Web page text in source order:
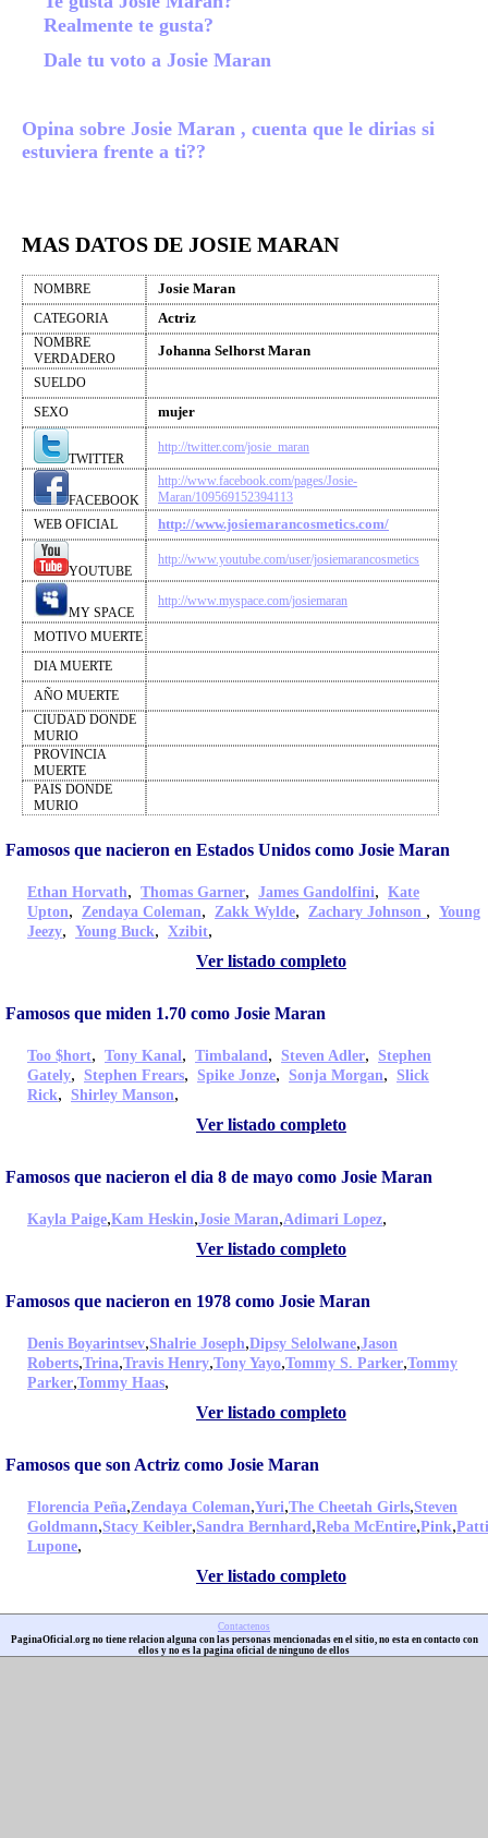
Realmente te gusta?
Dale tu voto a Josie Maran
Opina sobre Josie Maran , cuenta que le dirias si
estuviera frente a ti??
MAS DATOS DE JOSIE MARAN
NOMBRE Josie Maran
CATEGORIA Actriz
NOMBRE
VERDADERO
Johanna Selhorst Maran
SUELDO
SEXO
mujer
TWITTER
http://twitter.com/josie_maran
FACEBOOK
http://www.facebook.com/pages/Josie-
Maran/109569152394113
WEB OFICIAL
http://www.josiemarancosmetics.com/
YOUTUBE
http://www.youtube.com/user/josiemarancosmetics
MY SPACE
http://www.myspace.com/josiemaran
MOTIVO MUERTE
DIA MUERTE
AÑO MUERTE
CIUDAD DONDE
MURIO
PROVINCIA
MUERTE
PAIS DONDE
MURIO
Famosos que nacieron en Estados Unidos como Josie Maran
Ethan Horvath, Thomas Garner, James Gandolfini, Kate
Upton, Zendaya Coleman, Zakk Wylde, Zachary Johnson , Young
Jeezy, Young Buck, Xzibit,
Ver listado completo
Famosos que miden 1.70 como Josie Maran
Too $hort, Tony Kanal, Timbaland, Steven Adler, Stephen
Gately, Stephen Frears, Spike Jonze, Sonja Morgan, Slick
Rick, Shirley Manson,
Ver listado completo
Famosos que nacieron el dia 8 de mayo como Josie Maran
Kayla Paige,Kam Heskin,Josie Maran,Adimari Lopez,
Ver listado completo
Famosos que nacieron en 1978 como Josie Maran
Denis Boyarintsev,Shalrie Joseph,Dipsy Selolwane,Jason
Roberts,Trina,Travis Henry,Tony Yayo,Tommy S. Parker,Tommy
Parker,Tommy Haas,
Ver listado completo
Famosos que son Actriz como Josie Maran
Florencia Peña,Zendaya Coleman,Yuri,The Cheetah Girls,Steven
Goldmann,Stacy Keibler,Sandra Bernhard,Reba McEntire,Pink,Patti
Lupone,
Ver listado completo
Contactenos
PaginaOficial.org no tiene relacion alguna con las personas mencionadas en el sitio, no esta en contacto con
ellos y no es la pagina oficial de ninguno de ellos